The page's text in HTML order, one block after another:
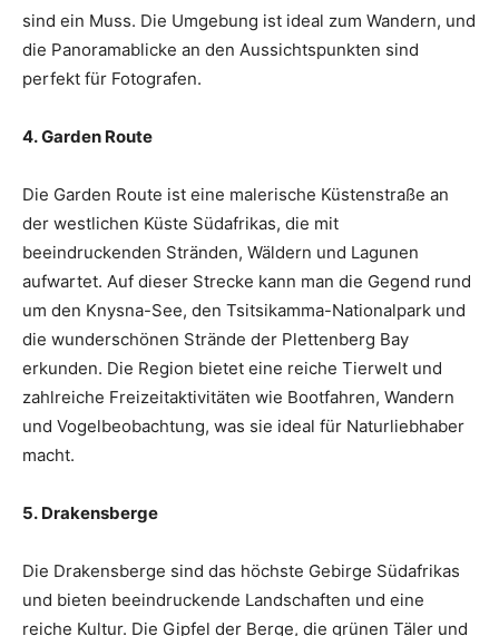
sind ein Muss. Die Umgebung ist ideal zum Wandern, und
die Panoramablicke an den Aussichtspunkten sind
perfekt für Fotografen.
4. Garden Route
Die Garden Route ist eine malerische Küstenstraße an
der westlichen Küste Südafrikas, die mit
beeindruckenden Stränden, Wäldern und Lagunen
aufwartet. Auf dieser Strecke kann man die Gegend rund
um den Knysna-See, den Tsitsikamma-Nationalpark und
die wunderschönen Strände der Plettenberg Bay
erkunden. Die Region bietet eine reiche Tierwelt und
zahlreiche Freizeitaktivitäten wie Bootfahren, Wandern
und Vogelbeobachtung, was sie ideal für Naturliebhaber
macht.
5. Drakensberge
Die Drakensberge sind das höchste Gebirge Südafrikas
und bieten beeindruckende Landschaften und eine
reiche Kultur. Die Gipfel der Berge, die grünen Täler und